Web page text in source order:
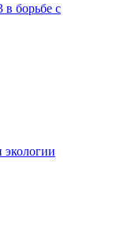
в борьбе с
экологии